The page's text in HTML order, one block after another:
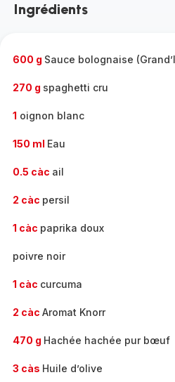
Ingrédients
600 g Sauce bolognaise
270 g spaghetti cru
1 oignon blanc
150 ml Eau
0.5 càc ail
2 càc persil
1 càc paprika doux
poivre noir
1 càc curcuma
2 càc Aromat Knorr
470 g Hachée hachée pur bœuf
3 càs Huile d’olive